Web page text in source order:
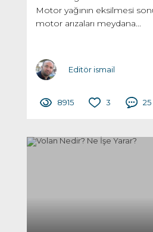
Motor yağının eksilmesi
motor arızaları meydana...
Editör ismail
8915 3 25